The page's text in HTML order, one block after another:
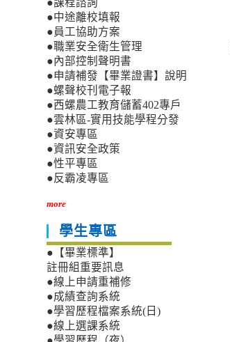
●課程諮詢
●中途離校填報
●員工協助方案
●職業安全衛生管理
●內部控制聲明書
●申請補發【畢業證書】說明
●螺聲校刊電子報
●西螺農工教育儲蓄402專戶
●雲林區-實用技能學程分發
●資安專區
●資訊安全政策
●性平專區
●反霸凌專區
more
學生專區
●【畢業標準】
註冊組重要訊息
●線上申請重補修
●成績查詢系統
●學習歷程檔案系統(日)
●線上選課系統